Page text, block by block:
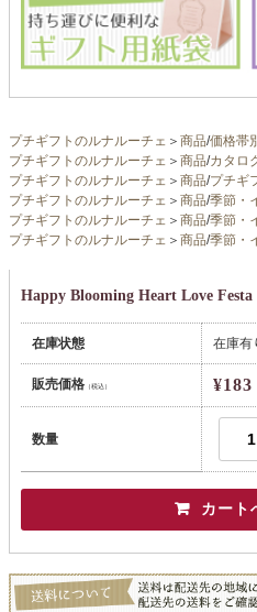
プチギフトのルナルーチェ ＞ 商品/価格帯
プチギフトのルナルーチェ ＞ 商品/カタロ
プチギフトのルナルーチェ ＞ 商品/プチギ
プチギフトのルナルーチェ ＞ 商品/季節・
プチギフトのルナルーチェ ＞ 商品/季節・
プチギフトのルナルーチェ ＞ 商品/季節・
Happy Blooming Heart Love
在庫状態 在庫有
販売価格（税込） ¥183
数量